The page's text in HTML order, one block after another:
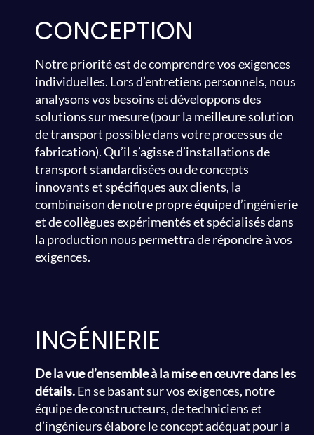
CONCEPTION
Notre priorité est de comprendre vos exigences
individuelles. Lors d’entretiens personnels, nous
analysons vos besoins et développons des
solutions sur mesure (pour la meilleure solution
de transport possible dans votre processus de
fabrication). Qu’il s’agisse d’installations de
transport standardisées ou de concepts
innovants et spécifiques aux clients, la
combinaison de notre propre équipe d’ingénierie
et de collègues expérimentés et spécialisés dans
la production nous permettra de répondre à vos
exigences.
INGÉNIERIE
De la vue d’ensemble à la mise en œuvre dans les
détails.En se basant sur vos exigences, notre
équipe de constructeurs, de techniciens et
d’ingénieurs élabore le concept adéquat pour la